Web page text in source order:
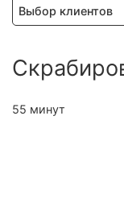
Выбор клиентов
55 минут